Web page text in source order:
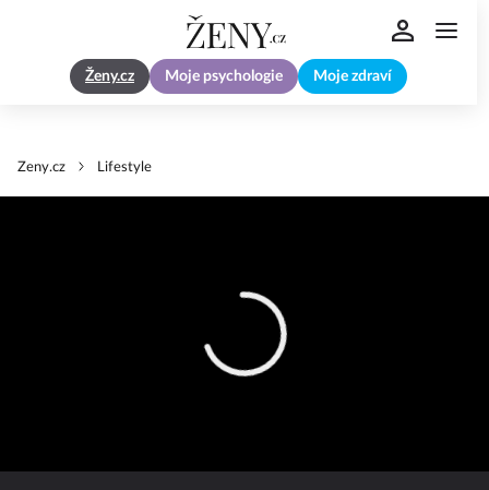
Ženy.cz Moje psychologie Moje zdraví
Zeny.cz Lifestyle